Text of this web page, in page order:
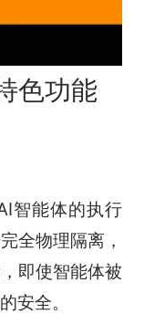
色功能
智能体的执行
全物理隔离，
即使智能体被
安全。